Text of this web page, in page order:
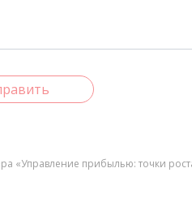
«Управление прибылью: точки